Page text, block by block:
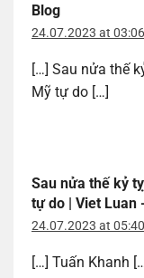
Blog
24.07.2023 at 03:06
[…] Sau nửa thế
Mỹ tự do […]
Sau nửa thế kỷ
tự do | Viet Luan
24.07.2023 at 05:40
[…] Tuấn Khanh